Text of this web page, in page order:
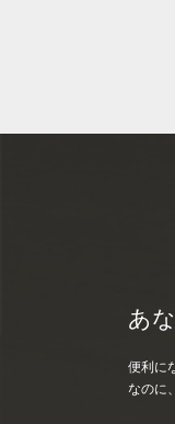
あ
便利に
なのに